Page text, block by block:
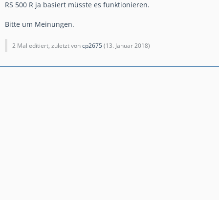
RS 500 R ja basiert müsste es funktionieren.
Bitte um Meinungen.
2 Mal editiert, zuletzt voncp2675(13. Januar 2018)